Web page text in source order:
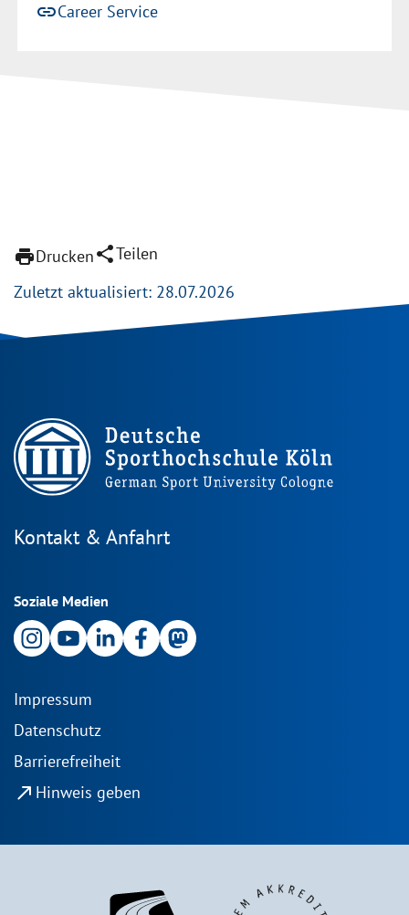
linkCareer Service
printDruckenshareTeilen
Zuletzt aktualisiert: 28.07.2026
Kontakt & Anfahrt
Soziale Medien
Impressum
Datenschutz
Barrierefreiheit
north_east Hinweis geben